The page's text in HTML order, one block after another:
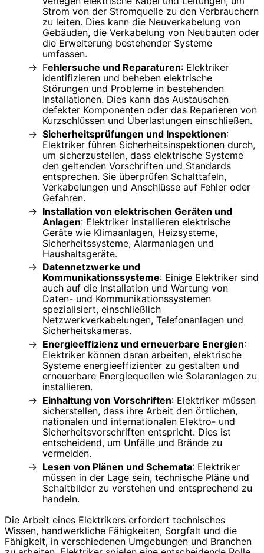
Strom von der Stromquelle zu den Verbrauchern
zu leiten. Dies kann die Neuverkabelung von
Gebäuden, die Verkabelung von Neubauten oder
die Erweiterung bestehender Systeme
umfassen.
Fehlersuche und Reparaturen: Elektriker
identifizieren und beheben elektrische
Störungen und Probleme in bestehenden
Installationen. Dies kann das Austauschen
defekter Komponenten oder das Reparieren von
Kurzschlüssen und Überlastungen einschließen.
Sicherheitsprüfungen und Inspektionen:
Elektriker führen Sicherheitsinspektionen durch,
um sicherzustellen, dass elektrische Systeme
den geltenden Vorschriften und Standards
entsprechen. Sie überprüfen Schalttafeln,
Verkabelungen und Anschlüsse auf Fehler oder
Gefahren.
Installation von elektrischen Geräten und
Anlagen: Elektriker installieren elektrische
Geräte wie Klimaanlagen, Heizsysteme,
Sicherheitssysteme, Alarmanlagen und
Haushaltsgeräte.
Datennetzwerke und
Kommunikationssysteme: Einige Elektriker sind
auch auf die Installation und Wartung von
Daten- und Kommunikationssystemen
spezialisiert, einschließlich
Netzwerkverkabelungen, Telefonanlagen und
Sicherheitskameras.
Energieeffizienz und erneuerbare Energien:
Elektriker können daran arbeiten, elektrische
Systeme energieeffizienter zu gestalten und
erneuerbare Energiequellen wie Solaranlagen zu
installieren.
Einhaltung von Vorschriften: Elektriker müssen
sicherstellen, dass ihre Arbeit den örtlichen,
nationalen und internationalen Elektro- und
Sicherheitsvorschriften entspricht. Dies ist
entscheidend, um Unfälle und Brände zu
vermeiden.
Lesen von Plänen und Schemata: Elektriker
müssen in der Lage sein, technische Pläne und
Schaltbilder zu verstehen und entsprechend zu
handeln.
Die Arbeit eines Elektrikers erfordert technisches
Wissen, handwerkliche Fähigkeiten, Sorgfalt und die
Fähigkeit, in verschiedenen Umgebungen und Branchen